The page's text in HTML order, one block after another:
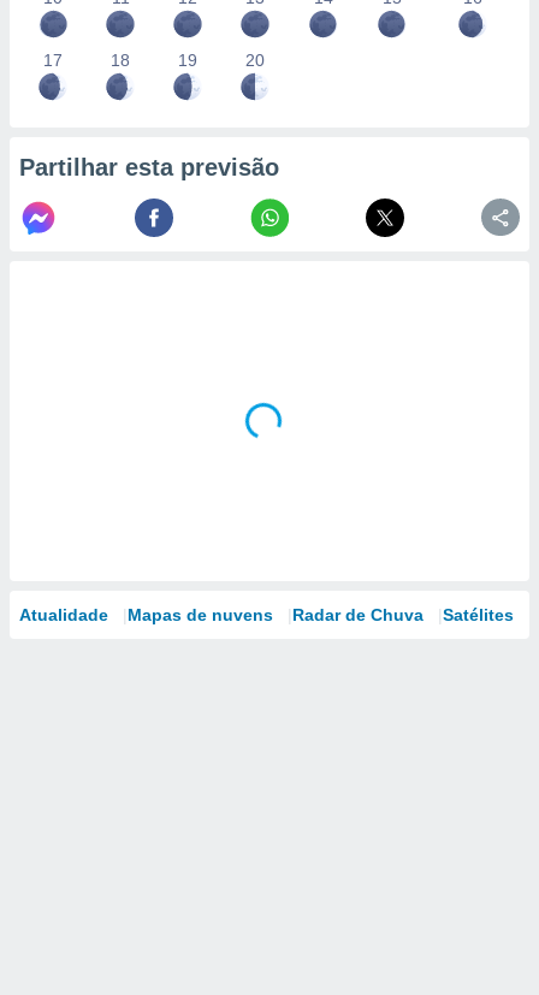
17 18 19 20
Partilhar esta previsão
Atualidade Mapas de nuvens Radar de Chuva Satélites